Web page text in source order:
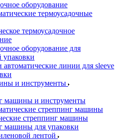
оборудование
термоусадочные
термоусадочное
оборудование для
упаковки
линии для sleeve
и инструменты
машины и инструменты
стреппинг машины
стреппинг машины
машины для упаковки
лентой